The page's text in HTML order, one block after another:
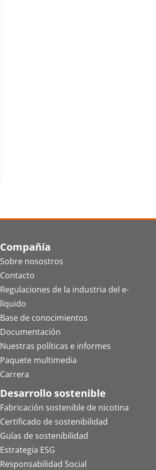
Compañía
Sobre nosostros
Contacto
Regulaciones de la industria del e-
líquido
Base de conocimientos
Documentación
Nuestras políticas e informes
Paquete multimedia
Carrera
Desarrollo sostenible
Fabricación sostenible de nicotina
Certificado de sostenibilidad
Guías de sostenibilidad
Estrategia ESG
Responsabilidad Social